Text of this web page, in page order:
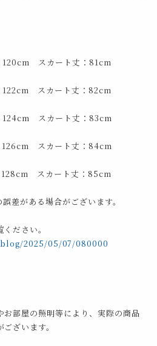
スカート丈：81cm
スカート丈：82cm
スカート丈：83cm
スカート丈：84cm
スカート丈：85cm
差がある場合がございます。
ださい。
2025/05/07/080000
部屋の照明等により、実際の商品
ざいます。